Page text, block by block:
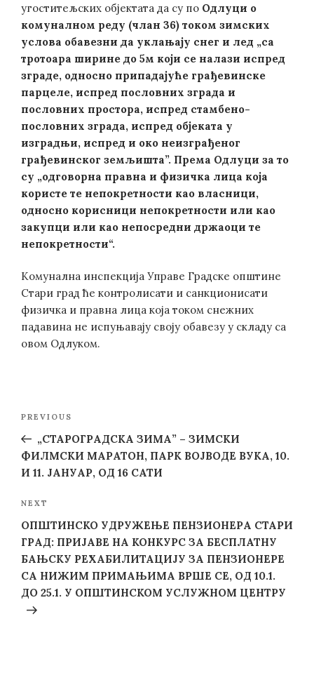
угоститељских објектата да су по Одлуци о
комуналном реду (члан 36) током зимских
услова обавезни да уклањају снег и лед „са
тротоара ширине до 5м који се налази испред
зграде, односно припадајуће грађевинске
парцеле, испред пословних зграда и
пословних простора, испред стамбено-
пословних зграда, испред објеката у
изградњи, испред и око неизграђеног
грађевинског земљишта”. Према Одлуци за то
су „одговорна правна и физичка лица која
користе те непокретности као власници,
односно корисници непокретности или као
закупци или као непосредни држаоци те
непокретности“.
Комунална инспекција Управе Градске општине
Стари град ће контролисати и санкционисати
физичка и правна лица која током снежних
падавина не испуњавају своју обавезу у складу са
овом Одлуком.
Previous
Post
PREVIOUS
„СТАРОГРАДСКА ЗИМА” – ЗИМСКИ
ФИЛМСКИ МАРАТОН, ПАРК ВОЈВОДЕ ВУКА, 10.
И 11. ЈАНУАР, ОД 16 САТИ
Next
Post
NEXT
OПШТИНСКО УДРУЖЕЊЕ ПЕНЗИОНЕРА СТАРИ
ГРАД: ПРИЈАВЕ НА КОНКУРС ЗА БЕСПЛАТНУ
БАЊСКУ РЕХАБИЛИТАЦИЈУ ЗА ПЕНЗИОНЕРЕ
СА НИЖИМ ПРИМАЊИМА ВРШЕ СЕ, ОД 10.1.
ДО 25.1. У ОПШТИНСКОМ УСЛУЖНОМ ЦЕНТРУ